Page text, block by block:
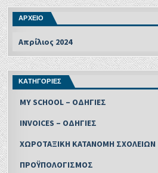
ΑΡΧΕΙΟ
ΚΑΤΗΓΟΡΙΕΣ
MY SCHOOL – ΟΔΗΓΙΕΣ
INVOICES – ΟΔΗΓΙΕΣ
ΧΩΡΟΤΑΞΙΚΗ ΚΑΤΑΝΟΜΗ ΣΧΟΛΕΙΩΝ
ΠΡΟΫΠΟΛΟΓΙΣΜΟΣ